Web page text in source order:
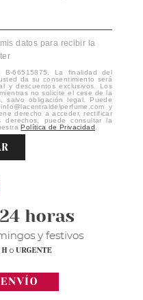
datos para recibir la
B-66515875. La finalidad del
da su consentimiento será
y descuentos exclusivos. Los
no solicite el cese de la
salvo obligación legal. Puede
y
derecho a acceder, rectificar
puede consultar la
Política de Privacidad